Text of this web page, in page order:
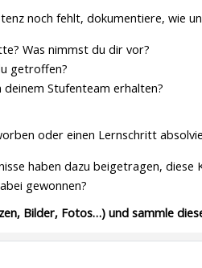
noch fehlt, dokumentiere, wie
Was nimmst du dir vor?
getroffen?
deinem Stufenteam erhalten?
oder einen Lernschritt
haben dazu beigetragen, diese
gewonnen?
Bilder, Fotos…) und sammle